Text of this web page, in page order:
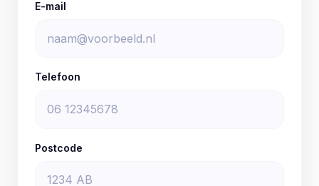
E-mail
Telefoon
Postcode